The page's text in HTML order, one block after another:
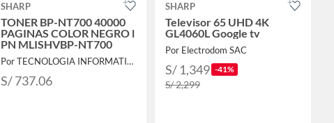
SHARP
TONER BP-NT700 40000
PAGINAS COLOR NEGRO l
PN MLISHVBP-NT700
Por TECNOLOGIA INFORMATICA Y CONSULTORIA
S/ 737.06
SHARP
Televisor 65 UHD 4K
GL4060L Google tv
Por Electrodom SAC
S/ 1,349 -41%
S/ 2,299